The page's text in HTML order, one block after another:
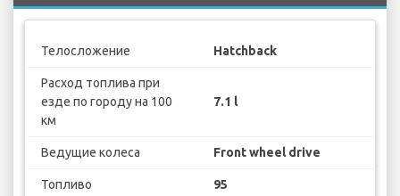
Телосложение Hatchback
Расход топлива при
езде по городу на 100
км
7.1 l
Ведущие колеса Front wheel drive
Топливо 95